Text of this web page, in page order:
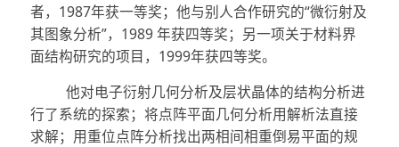
者，1987年获一等奖；他与别人合作研究的“微衍射及
其图象分析”，1989 年获四等奖；另一项关于材料界
面结构研究的项目，1999年获四等奖。
他对电子衍射几何分析及层状晶体的结构分析进
行了系统的探索；将点阵平面几何分析用解析法直接
求解；用重位点阵分析找出两相间相重倒易平面的规